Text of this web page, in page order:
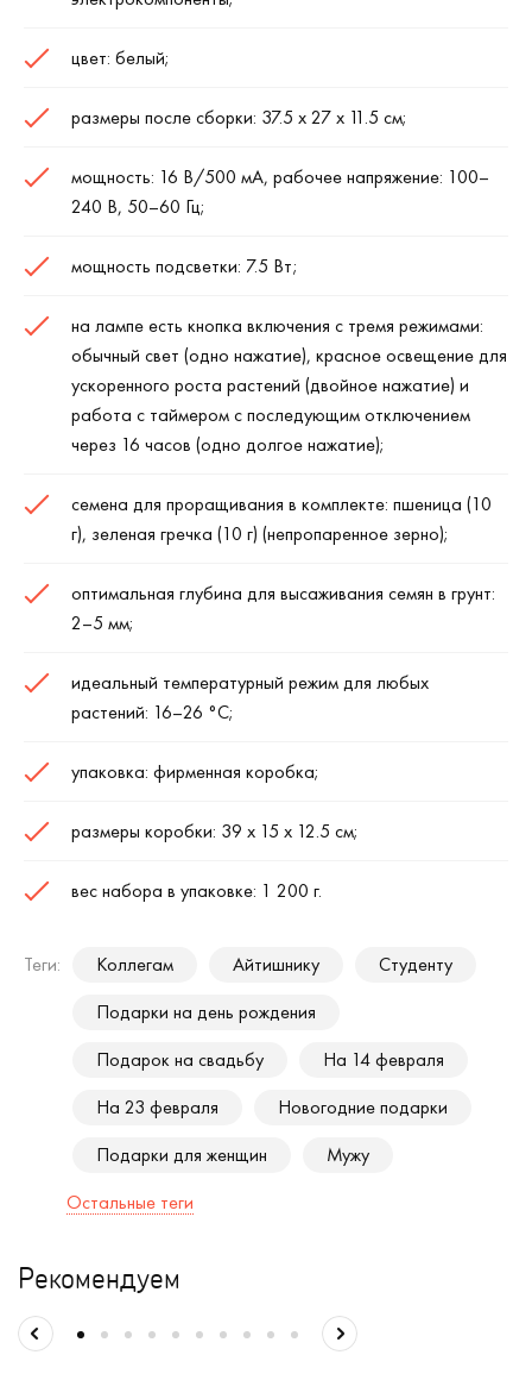
цвет: белый;
размеры после сборки: 37.5 х 27 х 11.5 см;
мощность: 16 В/500 мА, рабочее напряжение: 100–
240 В, 50–60 Гц;
мощность подсветки: 7.5 Вт;
на лампе есть кнопка включения с тремя режимами:
обычный свет (одно нажатие), красное освещение для
ускоренного роста растений (двойное нажатие) и
работа с таймером с последующим отключением
через 16 часов (одно долгое нажатие);
семена для проращивания в комплекте: пшеница (10
г), зеленая гречка (10 г) (непропаренное зерно);
оптимальная глубина для высаживания семян в грунт:
2–5 мм;
идеальный температурный режим для любых
растений: 16–26 °C;
упаковка: фирменная коробка;
размеры коробки: 39 х 15 х 12.5 см;
вес набора в упаковке: 1 200 г.
Теги: Коллегам Айтишнику
Студенту
Подарки на день рождения
Подарок на свадьбу
На 14 февраля
На 23 февраля
Новогодние подарки
Подарки для женщин
Мужу
Остальные теги
Рекомендуем